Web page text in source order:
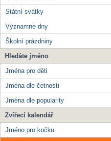
Státní svátky
Významné dny
Školní prázdniny
Hledáte jméno
Jména pro děti
Jména dle četnosti
Jména dle popularity
Zvířecí kalendář
Jméno pro kočku